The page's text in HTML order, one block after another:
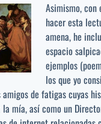
Asimismo, con
hacer esta
amena, he
espacio
ejemplos
los que yo
de fatigas cuyas
mía, así como un